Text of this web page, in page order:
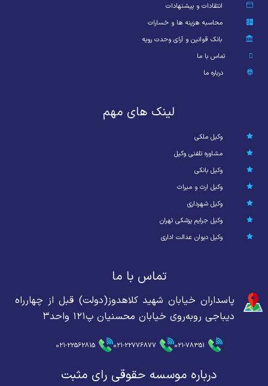
انتقادات و پیشنهادات
محاسبه هزینه ها و خسارات
بانک قوانین و آرای وحدت رویه
تماس با ما
درباره ما
لینک های مهم
وکیل ملکی
مشاوره تلفنی وکیل
وکیل بانکی
وکیل ارث و میراث
وکیل شهرداری
وکیل جرایم پزشکی تهران
وکیل دیوان عدالت اداری
تماس با ما
پاسداران خیابان شهید کلاهدوز(دولت) قبل از چهارراه
دیباجی روبه‌روی خیابان محسنیان پ۱۲۱ واحد۳
021-78351
021-22776877
021-22562815
درباره موسسه حقوقی رای مثبت